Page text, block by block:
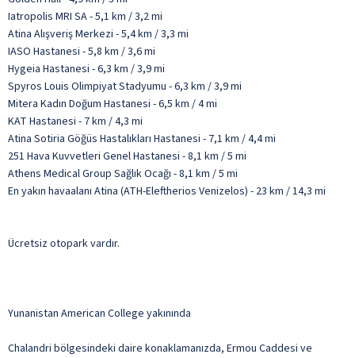
Iatropolis MRI SA - 5,1 km / 3,2 mi
Atina Alışveriş Merkezi - 5,4 km / 3,3 mi
IASO Hastanesi - 5,8 km / 3,6 mi
Hygeia Hastanesi - 6,3 km / 3,9 mi
Spyros Louis Olimpiyat Stadyumu - 6,3 km / 3,9 mi
Mitera Kadın Doğum Hastanesi - 6,5 km / 4 mi
KAT Hastanesi - 7 km / 4,3 mi
Atina Sotiria Göğüs Hastalıkları Hastanesi - 7,1 km / 4,4 mi
251 Hava Kuvvetleri Genel Hastanesi - 8,1 km / 5 mi
Athens Medical Group Sağlık Ocağı - 8,1 km / 5 mi
En yakın havaalanı Atina (ATH-Eleftherios Venizelos) - 23 km / 14,3 mi
Ücretsiz otopark vardır.
Yunanistan American College yakınında
Chalandri bölgesindeki daire konaklamanızda, Ermou Caddesi ve